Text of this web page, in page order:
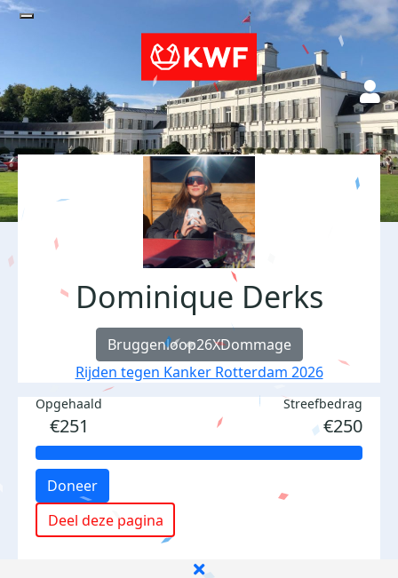
Dominique Derks
Bruggenloop26XDommage
Rijden tegen Kanker Rotterdam 2026
Opgehaald
€251
Streefbedrag
€250
Doneer
Deel deze pagina